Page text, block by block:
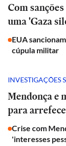
Com
uma 'Gaza
EUA
cúpula militar
INVESTIGAÇÕES
Mendonça e
para
Crise com
'interesses